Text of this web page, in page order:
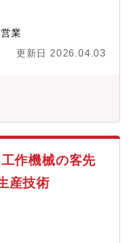
機械をつくってお
大幅増員を図って
きな方、見分を広
手当も出るため、高
自己資本比率と利
り、平均勤続年数は
支給している実績
場で試運転や調整
ーロッパ、中国、
業
更新日 2026.04.03
作機械の客先
産技術